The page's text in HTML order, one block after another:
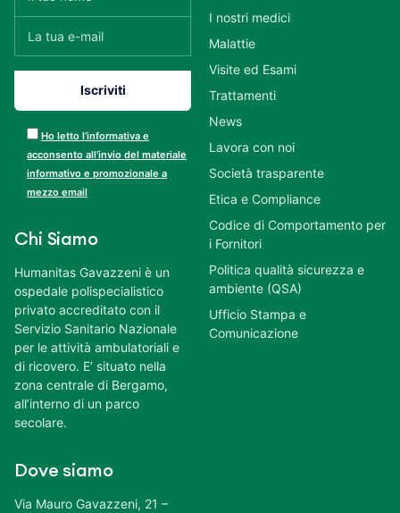
Ho letto l’informativa e
acconsento all’invio del materiale
informativo e promozionale a
mezzo email
Chi Siamo
Humanitas Gavazzeni è un
ospedale polispecialistico
privato accreditato con il
Servizio Sanitario Nazionale
per le attività ambulatoriali e
di ricovero. E’ situato nella
zona centrale di Bergamo,
all’interno di un parco
secolare.
Dove siamo
Via Mauro Gavazzeni, 21 –
I nostri medici
Malattie
Visite ed Esami
Trattamenti
News
Lavora con noi
Società trasparente
Etica e Compliance
Codice di Comportamento per
i Fornitori
Politica qualità sicurezza e
ambiente (QSA)
Ufficio Stampa e
Comunicazione